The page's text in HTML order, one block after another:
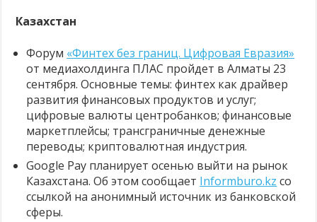
Казахстан
Форум «Финтех без границ. Цифровая Евразия»
от медиахолдинга ПЛАС пройдет в Алматы 23
сентября. Основные темы: финтех как драйвер
развития финансовых продуктов и услуг;
цифровые валюты центробанков; финансовые
маркетплейсы; трансграничные денежные
переводы; криптовалютная индустрия.
Google Pay планирует осенью выйти на рынок
Казахстана. Об этом сообщает Informburo.kz со
ссылкой на анонимный источник из банковской
сферы.